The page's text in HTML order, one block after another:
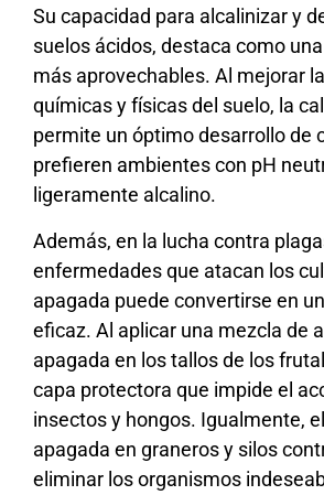
Su capacidad para alcalinizar y
suelos ácidos, destaca como
más aprovechables. Al mejorar
químicas y físicas del suelo, la
permite un óptimo desarrollo de
prefieren ambientes con pH
ligeramente alcalino.
Además, en la lucha contra
enfermedades que atacan los
apagada puede convertirse en
eficaz. Al aplicar una mezcla de
apagada en los tallos de los
capa protectora que impide el
insectos y hongos. Igualmente,
apagada en graneros y silos
eliminar los organismos